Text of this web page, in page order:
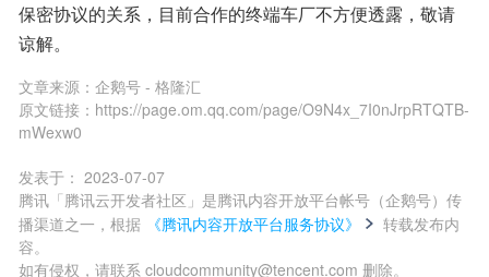
保密协议的关系，目前合作的终端车厂不方便透露，敬请
谅解。
文章来源： 企鹅号 - 格隆汇
原文链接： https://page.om.qq.com/page/O9N4x_7I0nJrpRTQTB-
mWexw0
发表于： 2023-07-07
腾讯「腾讯云开发者社区」是腾讯内容开放平台帐号（企鹅号）传
播渠道之一，根据
《腾讯内容开放平台服务协议》
转载发布内
容。
如有侵权，请联系 cloudcommunity@tencent.com 删除。